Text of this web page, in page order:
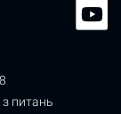
питань